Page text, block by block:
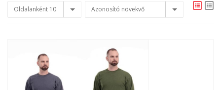
Oldalanként 10 Azonosító növekvő